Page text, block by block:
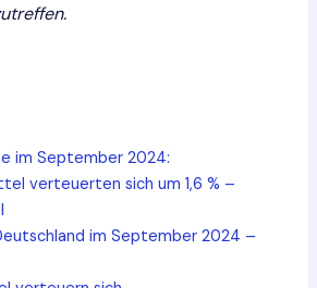
im September 2024:
verteuerten sich um 1,6 % –
im September 2024 –